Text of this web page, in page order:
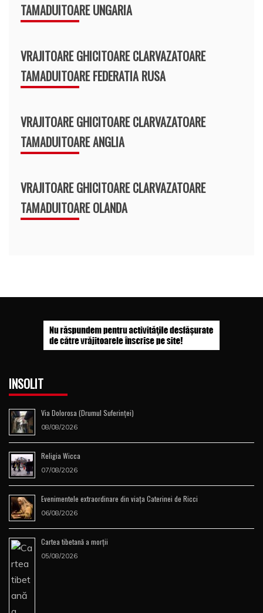
TAMADUITOARE UNGARIA
VRAJITOARE GHICITOARE CLARVAZATOARE
TAMADUITOARE FEDERATIA RUSA
VRAJITOARE GHICITOARE CLARVAZATOARE
TAMADUITOARE ANGLIA
VRAJITOARE GHICITOARE CLARVAZATOARE
TAMADUITOARE OLANDA
INSOLIT
Via Dolorosa (Drumul Suferinţei)
08/08/2026
Religia Wicca
07/08/2026
Evenimentele extraordinare din viața Caterinei de Ricci
06/08/2026
Cartea tibetană a morţii
05/08/2026